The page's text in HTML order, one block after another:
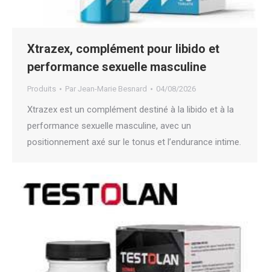
Xtrazex, complément pour libido et
performance sexuelle masculine
Produits Par Jean-Marie Besnard 04/08/2026
Xtrazex est un complément destiné à la libido et à la
performance sexuelle masculine, avec un
positionnement axé sur le tonus et l’endurance intime.